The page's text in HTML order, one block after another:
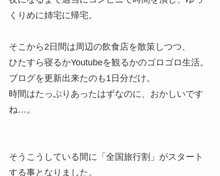
くりめに姉宅に帰宅。
そこから2日間は周辺の飲食店を散策しつつ、
ひたすら寝るかYoutubeを観るかのゴロゴロ生活。
ブログを更新出来たのも1日分だけ。
時間はたっぷりあったはずなのに、おかしいです
ね…。
そうこうしている間に「全国旅行割」がスタート
する事となりました。